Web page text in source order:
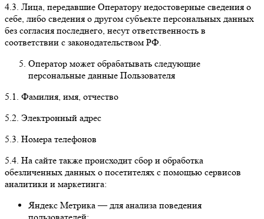
4.3. Лица, передавшие Оператору недостоверные сведения о
себе, либо сведения о другом субъекте персональных данных
без согласия последнего, несут ответственность в
соответствии с законодательством РФ.
Оператор может обрабатывать следующие
персональные данные Пользователя
5.1. Фамилия, имя, отчество
5.2. Электронный адрес
5.3. Номера телефонов
5.4. На сайте также происходит сбор и обработка
обезличенных данных о посетителях с помощью сервисов
аналитики и маркетинга:
Яндекс Метрика— для анализа поведения